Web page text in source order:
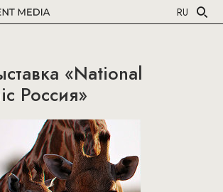
RU
«National
Россия»